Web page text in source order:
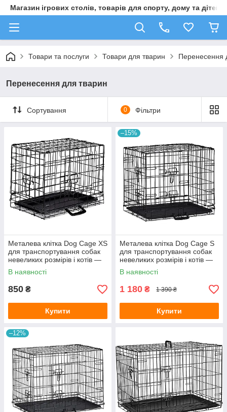
Магазин ігрових столів, товарів для спорту, дому та дітей
Товари та послуги Товари для тварин Перенесення
Перенесення для тварин
Сортування 0 Фільтри
Металева клітка Dog Cage XS
для транспортування собак
невеликих розмірів і котів —
48 x 33 x 41 см
В наявності
850 ₴
Купити
–15%
Металева клітка Dog Cage S
для транспортування собак
невеликих розмірів і котів —
61 x 42 x 49 см
В наявності
1 180 ₴ 1 390 ₴
Купити
–12%